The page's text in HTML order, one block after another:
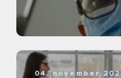
04. november